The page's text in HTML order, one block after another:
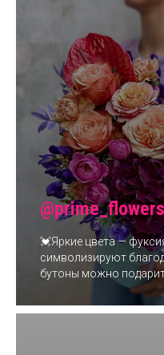
💓Яркие цвета —
символизируют
бутоны можно